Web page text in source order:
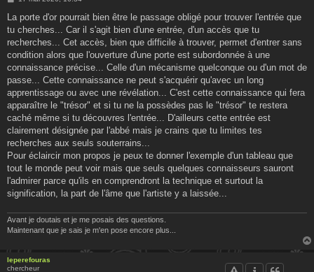
s
a
g
La porte d'or pourrait bien être le passage obligé pour trouver l'entrée que
tu cherches... Car il s'agit bien d'une entrée, d'un accès que tu
recherches... Cet accès, bien que difficile à trouver, permet d'entrer sans
condition alors que l'ouverture d'une porte est subordonnée à une
connaissance précise... Celle d'un mécanisme quelconque ou d'un mot de
passe... Cette connaissance ne peut s'acquérir qu'avec un long
apprentissage ou avec une révélation... C'est cette connaissance qui fera
apparaître le "trésor" et si tu ne la possèdes pas le "trésor" te restera
caché même si tu découvres l'entrée... D'ailleurs cette entrée est
clairement désignée par l'abbé mais je crains que tu limites tes
recherches aux seuls souterrains...
Pour éclaircir mon propos je peux te donner l'exemple d'un tableau que
tout le monde peut voir mais que seuls quelques connaisseurs sauront
l'admirer parce qu'ils en comprendront la technique et surtout la
signification, la part de l'âme que l'artiste y a laissée...
Avant je doutais et je me posais des questions.
Maintenant que je sais je m'en pose encore plus...
leperefouras
chercheur